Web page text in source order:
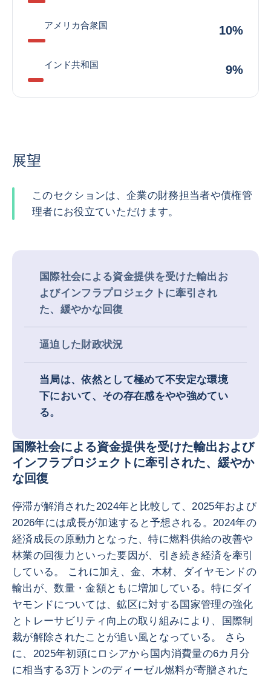
アメリカ合衆国 10%
インド共和国 9%
展望
このセクションは、企業の財務担当者や債権管
理者にお役立ていただけます。
国際社会による資金提供を受けた輸出お
よびインフラプロジェクトに牽引され
た、緩やかな回復
逼迫した財政状況
当局は、依然として極めて不安定な環境
下において、その存在感をやや強めてい
る。
国際社会による資金提供を受けた輸出および
インフラプロジェクトに牽引された、緩やか
な回復
停滞が解消された2024年と比較して、2025年および
2026年には成長が加速すると予想される。2024年の
経済成長の原動力となった、特に燃料供給の改善や
林業の回復力といった要因が、引き続き経済を牽引
している。 これに加え、金、木材、ダイヤモンドの
輸出が、数量・金額ともに増加している。特にダイ
ヤモンドについては、鉱区に対する国家管理の強化
とトレーサビリティ向上の取り組みにより、国際制
裁が解除されたことが追い風となっている。 さら
に、2025年初頭にロシアから国内消費量の6カ月分
に相当する3万トンのディーゼル燃料が寄贈された